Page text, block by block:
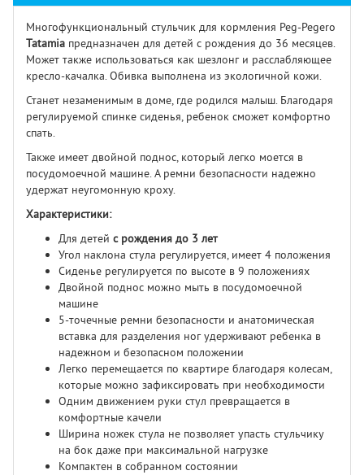
Многофункциональный стульчик для кормления Peg-Pegero
Tatamia предназначен для детей с рождения до 36 месяцев.
Может также использоваться как шезлонг и расслабляющее
кресло-качалка. Обивка выполнена из экологичной кожи.
Станет незаменимым в доме, где родился малыш. Благодаря
регулируемой спинке сиденья, ребенок сможет комфортно
спать.
Также имеет двойной поднос, который легко моется в
посудомоечной машине. А ремни безопасности надежно
удержат неугомонную кроху.
Характеристики:
Для детей с рождения до 3 лет
Угол наклона стула регулируется, имеет 4 положения
Сиденье регулируется по высоте в 9 положениях
Двойной поднос можно мыть в посудомоечной
машине
5-точечные ремни безопасности и анатомическая
вставка для разделения ног удерживают ребенка в
надежном и безопасном положении
Легко перемещается по квартире благодаря колесам,
которые можно зафиксировать при необходимости
Одним движением руки стул превращается в
комфортные качели
Ширина ножек стула не позволяет упасть стульчику
на бок даже при максимальной нагрузке
Компактен в собранном состоянии